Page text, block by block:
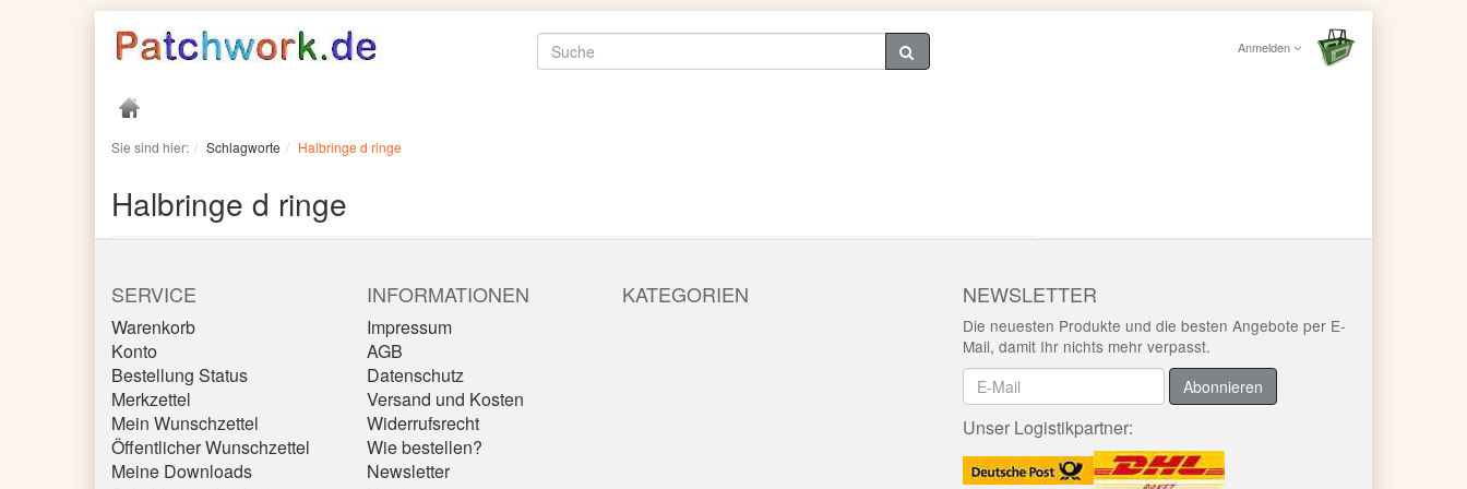
Anmelden
Sie sind hier: Schlagworte Halbringe d ringe
Halbringe d ringe
SERVICE
Warenkorb
Konto
Bestellung Status
Merkzettel
Mein Wunschzettel
Öffentlicher Wunschzettel
Meine Downloads
INFORMATIONEN
Impressum
AGB
Datenschutz
Versand und Kosten
Widerrufsrecht
Wie bestellen?
Newsletter
KATEGORIEN NEWSLETTER
Die neuesten Produkte und die besten Angebote per E-
Mail, damit Ihr nichts mehr verpasst.
Newsletter Abonnieren
Unser Logistikpartner: